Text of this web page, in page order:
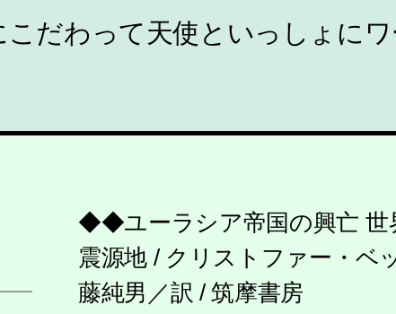
こだわって天使といっしょに
◆◆ユーラシア帝国の興亡 世
震源地 / クリストファー・ベ
藤純男／訳 / 筑摩書房